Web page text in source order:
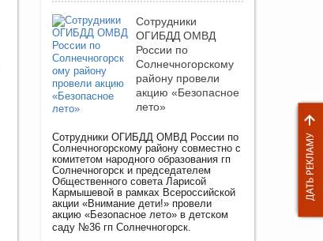
Сотрудники
ОГИБДД ОМВД
России по
Солнечногорскому
району провели
акцию «Безопасное
лето»
Сотрудники ОГИБДД ОМВД России по
Солнечногорскому району совместно с
комитетом народного образования гп
Солнечногорск и председателем
Общественного совета Ларисой
Кармышевой в рамках Всероссийской
акции «Внимание дети!» провели
акцию «Безопасное лето» в детском
саду №36 гп Солнечногорск.